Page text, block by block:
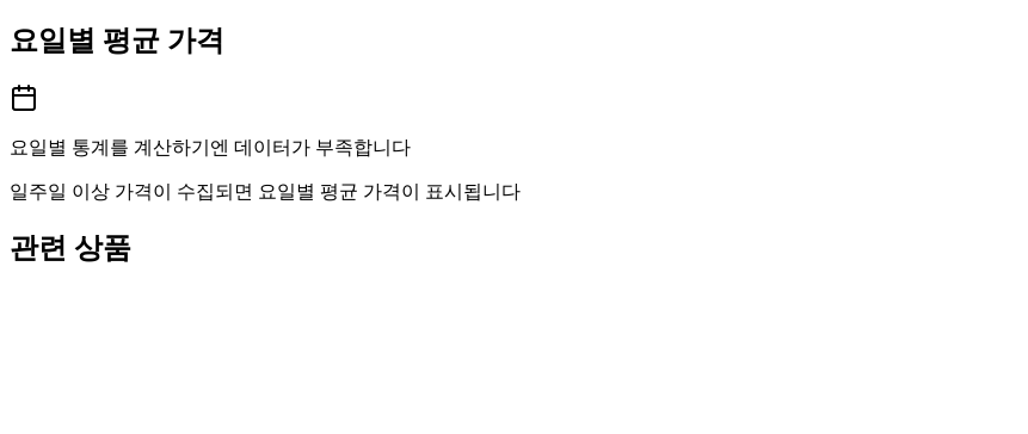
요일별 평균 가격
요일별 통계를 계산하기엔 데이터가 부족합니다
일주일 이상 가격이 수집되면 요일별 평균 가격이 표시됩니다
관련 상품